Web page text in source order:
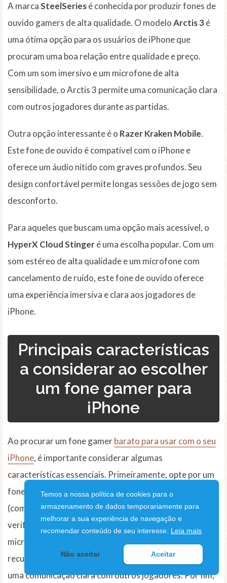
A marcaSteelSeriesé conhecida por produzir fones de
ouvido gamers de alta qualidade. O modeloArctis 3é
uma ótima opção para os usuários de iPhone que
procuram uma boa relação entre qualidade e preço.
Com um som imersivo e um microfone de alta
sensibilidade, o Arctis 3 permite uma comunicação clara
com outros jogadores durante as partidas.
Outra opção interessante é o Razer Kraken Mobile.
Este fone de ouvido é compatível com o iPhone e
oferece um áudio nítido com graves profundos. Seu
design confortável permite longas sessões de jogo sem
desconforto.
Para aqueles que buscam uma opção mais acessível, o
HyperX Cloud Stingeré uma escolha popular. Com um
som estéreo de alta qualidade e um microfone com
cancelamento de ruído, este fone de ouvido oferece
uma experiência imersiva e clara aos jogadores de
iPhone.
Principais características
a considerar ao escolher
um fone gamer para
iPhone
Ao procurar um fone gamerbarato para usar com o seu
iPhone, é importante considerar algumas
características essenciais. Primeiramente, opte por um
fone que seja compatível com a conexão do seu iPhone
(como o conector Lightning ou Bluetooth). E mais,
verifique se o fone possui controle de volume,
microfone embutido e cancelamento de ruído. Esses
recursos garantirão uma experiência de jogo imersiva e
uma comunicação clara com outros jogadores. Por fim,
Temos a nossa política de cookies para o
armazenamento de dados temporariamente para
melhorar a sua experiência de navegação e
recomendar conteúdo de seu interesse. Leia mais
Não aceitar Aceitar